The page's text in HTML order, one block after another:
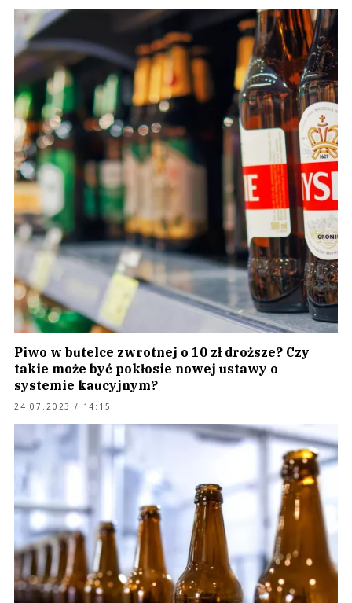
Piwo w butelce zwrotnej o 10 zł droższe? Czy
takie może być pokłosie nowej ustawy o
systemie kaucyjnym?
24.07.2023 / 14:15